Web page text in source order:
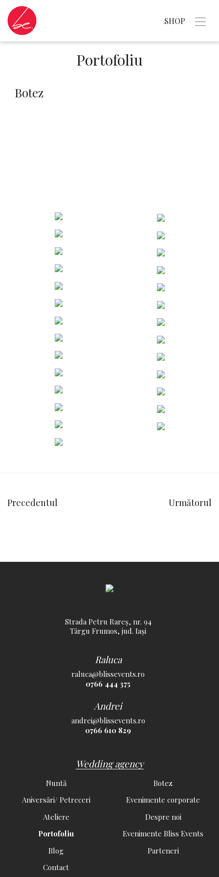
SHOP
Portofoliu
Botez
Precedentul Următorul
Strada Petru Rareș, nr. 94
Târgu Frumos, jud. Iași
Raluca
raluca@blissevents.ro
0766 444 375
Andrei
andrei@blissevents.ro
0766 610 829
Wedding agency
Nuntă
Botez
Aniversări/ Petreceri
Evenimente corporate
Ateliere
Despre noi
Portofoliu
Evenimente Bliss Events
Blog
Parteneri
Contact